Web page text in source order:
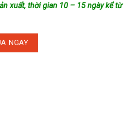
xuất, thời gian 10 – 15 ngày kể từ
NGAY